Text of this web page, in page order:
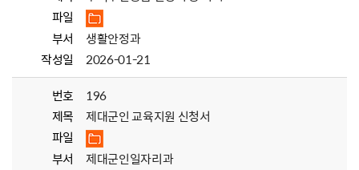
파일
부서
생활안정과
작성일
2026-01-21
번호
196
제목
제대군인 교육지원 신청서
파일
부서
제대군인일자리과